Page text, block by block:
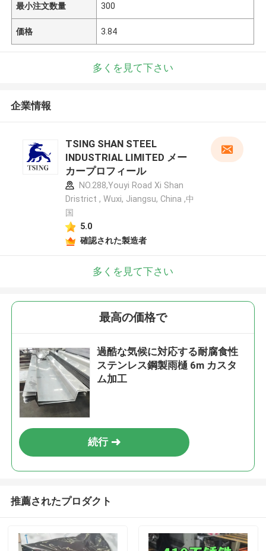
最小注文数量 300
価格 3.84
多くを見て下さい
企業情報
TSING SHAN STEEL
INDUSTRIAL LIMITED メー
カープロフィール
NO.288,Youyi Road Xi Shan
Dristrict , Wuxi, Jiangsu, China ,中
国
5.0
確認された製造者
多くを見て下さい
最高の価格で
過酷な気候に対応する耐腐食性
ステンレス鋼製雨樋 6m カスタ
ム加工
続行
推薦されたプロダクト